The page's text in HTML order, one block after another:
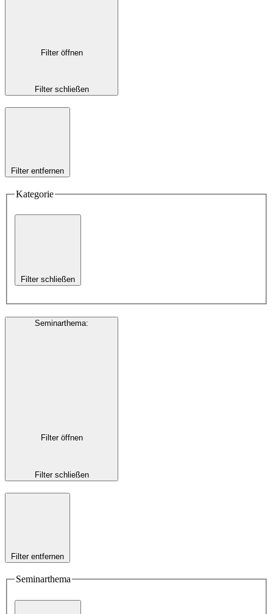
Filter öffnen
Filter schließen
Filter entfernen
Kategorie
Filter schließen
Seminarthema:
Filter öffnen
Filter schließen
Filter entfernen
Seminarthema